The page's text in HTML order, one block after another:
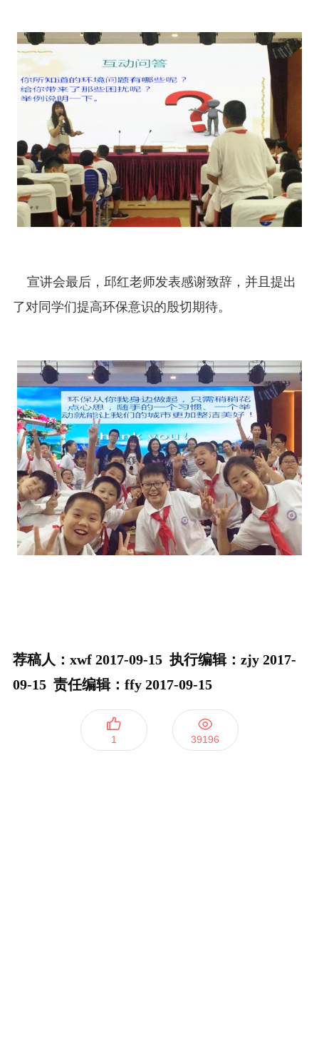
宣讲会最后，邱红老师发表感谢致辞，并且提出
了对同学们提高环保意识的殷切期待。
荐稿人：xwf 2017-09-15 执行编辑：zjy 2017-
09-15 责任编辑：ffy 2017-09-15
1 39196